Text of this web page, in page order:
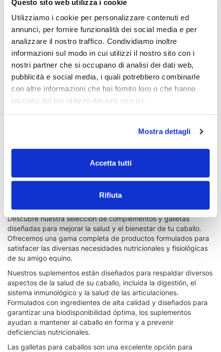
Questo sito web utilizza i cookie
Utilizziamo i cookie per personalizzare contenuti ed
annunci, per fornire funzionalità dei social media e per
analizzare il nostro traffico. Condividiamo inoltre
informazioni sul modo in cui utilizzi il nostro sito con i
nostri partner che si occupano di analisi dei dati web,
pubblicità e social media, i quali potrebbero combinarle
con altre informazioni che hai fornito loro o che hanno
raccolto dal tuo utilizzo dei loro servizi.
Mostra dettagli
Accetta tutti
Rifiuta
- 20%
CALMA MG (5 KG)
Descubre nuestra selección de complementos y galletas
diseñadas para mejorar la salud y el bienestar de tu caballo.
Ofrecemos una gama completa de productos formulados para
satisfacer las diversas necesidades nutricionales y fisiológicas
de su amigo equino.
Nuestros suplementos están diseñados para respaldar diversos
aspectos de la salud de su caballo, incluida la digestión, el
sistema inmunológico y la salud de las articulaciones.
Formulados con ingredientes de alta calidad y diseñados para
garantizar una biodisponibilidad óptima, los suplementos
ayudan a mantener al caballo en forma y a prevenir
deficiencias nutricionales.
Las galletas para caballos son una excelente opción para